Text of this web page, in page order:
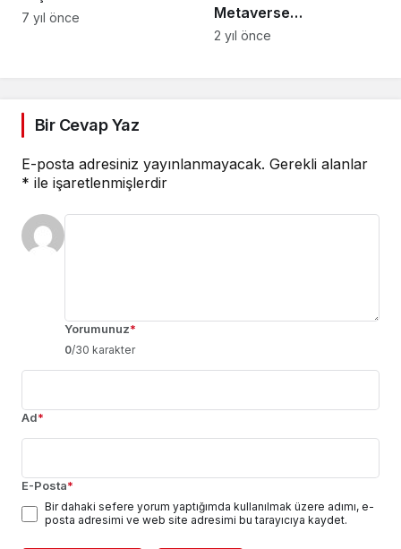
7 yıl önce
Metaverse
Uygulamaları Webinarı
2 yıl önce
Bir Cevap Yaz
E-posta adresiniz yayınlanmayacak. Gerekli alanlar
* ile işaretlenmişlerdir
Yorumunuz*
0/30 karakter
Ad*
E-Posta*
Bir dahaki sefere yorum yaptığımda kullanılmak üzere adımı, e-
posta adresimi ve web site adresimi bu tarayıcıya kaydet.